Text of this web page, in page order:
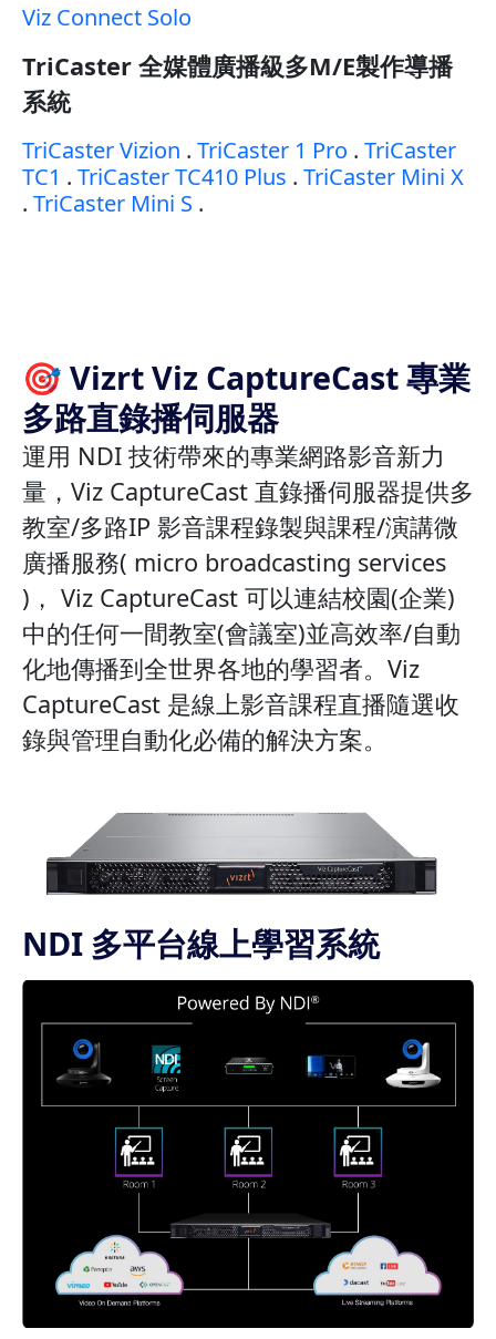
Viz Connect Solo
TriCaster 全媒體廣播級多M/E製作導播
系統
TriCaster Vizion . TriCaster 1 Pro . TriCaster
TC1 . TriCaster TC410 Plus . TriCaster Mini X
. TriCaster Mini S .
🎯 Vizrt Viz CaptureCast 專業
多路直錄播伺服器
運用 NDI 技術帶來的專業網路影音新力
量，Viz CaptureCast 直錄播伺服器提供多
教室/多路IP 影音課程錄製與課程/演講微
廣播服務( micro broadcasting services
)， Viz CaptureCast 可以連結校園(企業)
中的任何一間教室(會議室)並高效率/自動
化地傳播到全世界各地的學習者。Viz
CaptureCast 是線上影音課程直播隨選收
錄與管理自動化必備的解決方案。
NDI 多平台線上學習系統